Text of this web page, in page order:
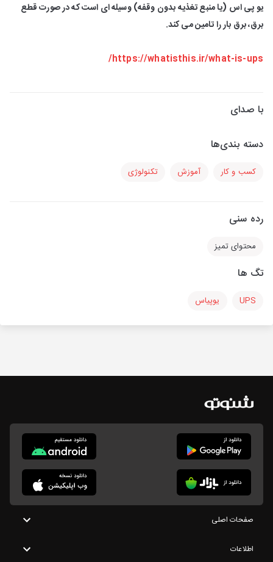
یو پی اس (یا منبع تغذیه بدون وقفه) وسیله ای است که در صورت قطع
برق، برق بار را تامین می کند.
https://whatisthis.ir/what-is-ups/
با صدای
دسته بندی‌ها
کسب و کار آموزش تکنولوژی
رده سنی
محتوای تمیز
تگ ها
UPS یوپیاس
صفحات اصلی
اطلاعات